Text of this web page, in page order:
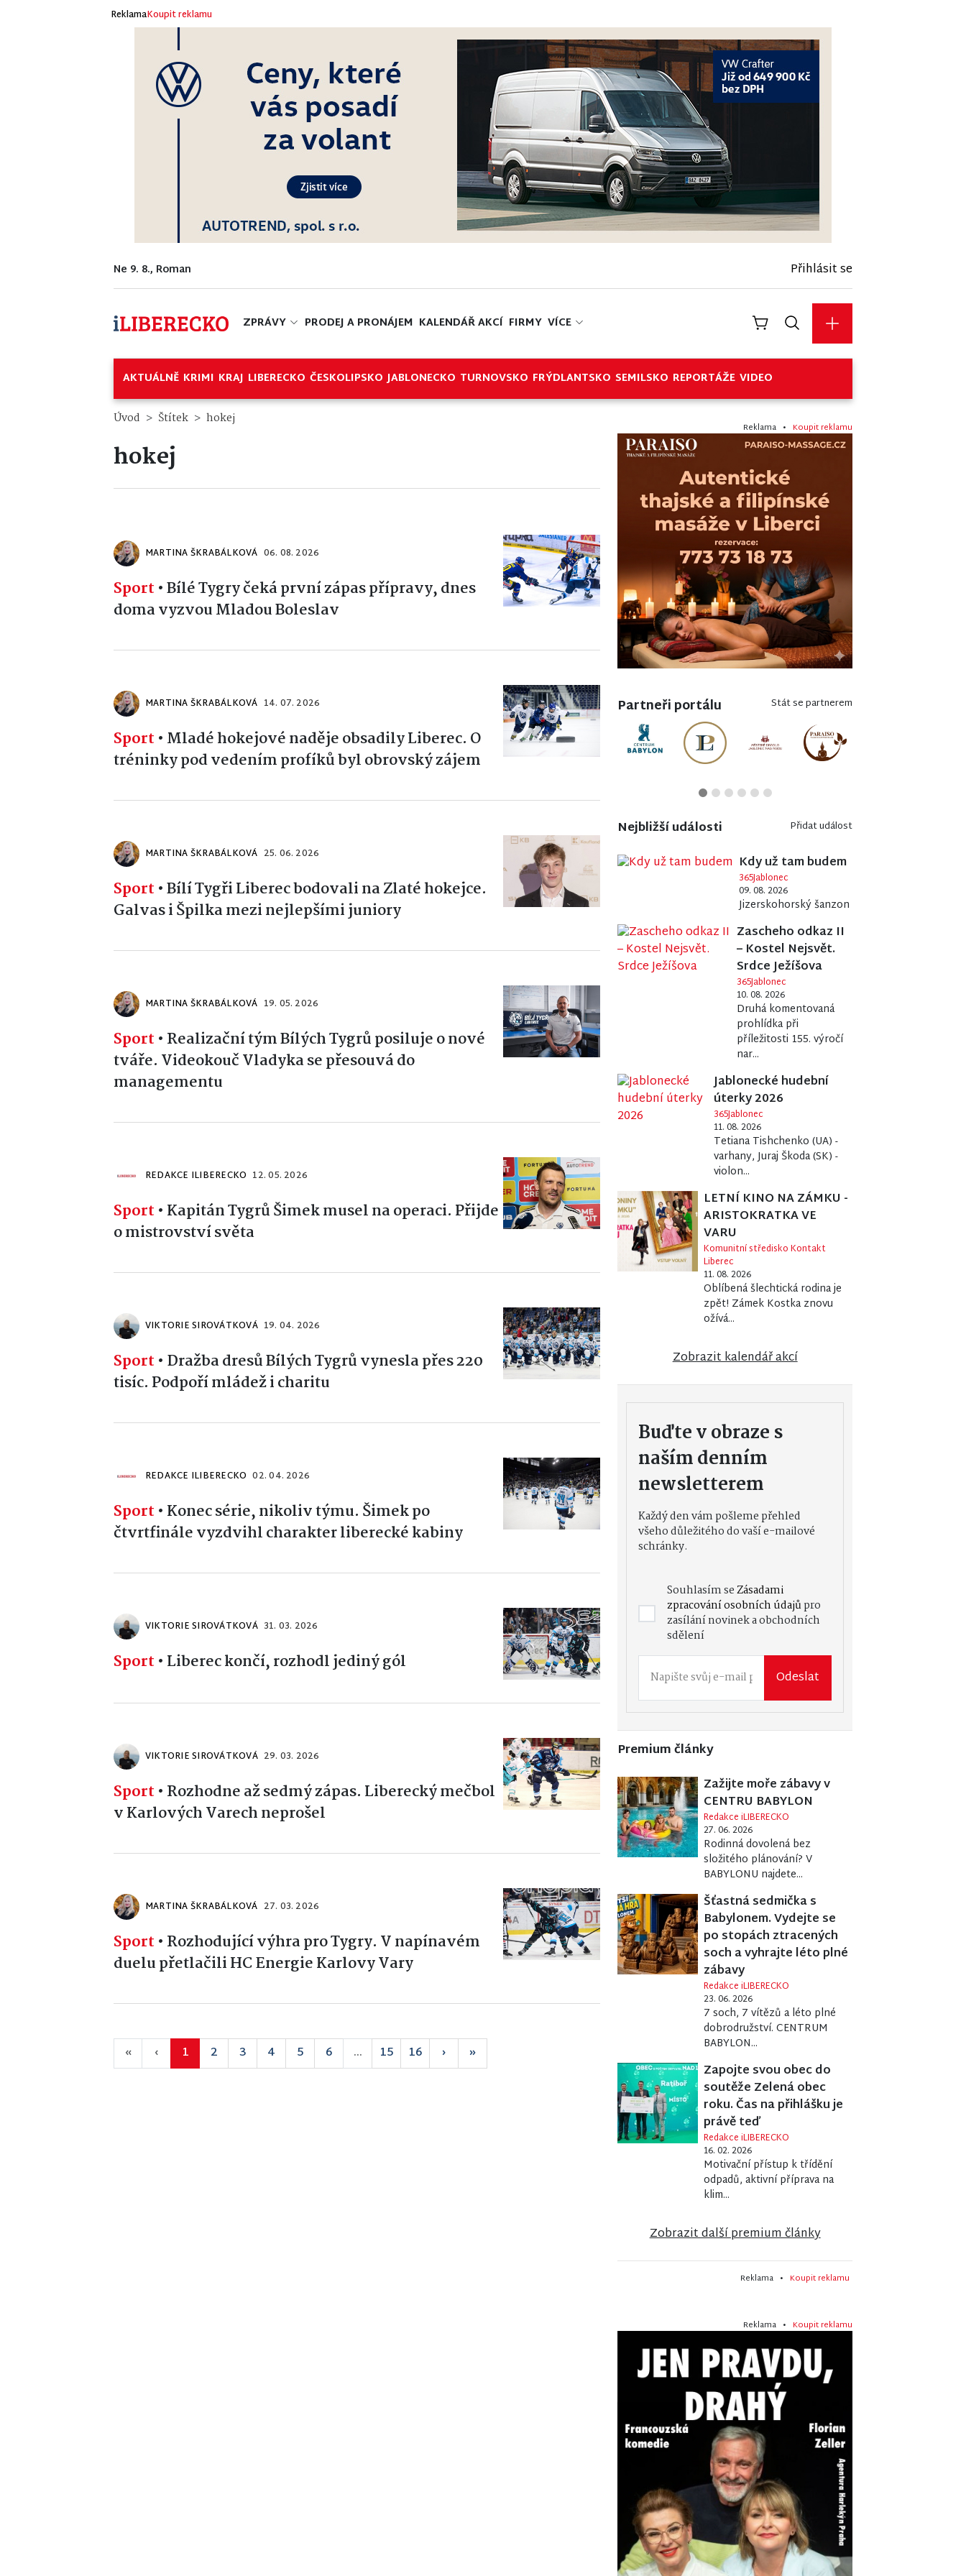
ReklamaKoupit reklamu
Ne 9. 8., Roman Přihlásit se
ZPRÁVY PRODEJ A PRONÁJEM KALENDÁŘ AKCÍ FIRMY VÍCE
AKTUÁLNĚ KRIMI KRAJ LIBERECKO ČESKOLIPSKO JABLONECKO TURNOVSKO FRÝDLANTSKO SEMILSKO REPORTÁŽE VIDEO
Úvod Štítek hokej
hokej
MARTINA ŠKRABÁLKOVÁ 06. 08. 2026
Sport •Bílé Tygry čeká první zápas přípravy, dnes
doma vyzvou Mladou Boleslav
MARTINA ŠKRABÁLKOVÁ 14. 07. 2026
Sport • Mladé hokejové naděje obsadily Liberec. O
tréninky pod vedením profíků byl obrovský zájem
MARTINA ŠKRABÁLKOVÁ 25. 06. 2026
Sport •Bílí Tygři Liberec bodovali na Zlaté hokejce.
Galvas i Špilka mezi nejlepšími juniory
MARTINA ŠKRABÁLKOVÁ 19. 05. 2026
Sport • Realizační tým Bílých Tygrů posiluje o nové
tváře. Videokouč Vladyka se přesouvá do
managementu
REDAKCE ILIBERECKO 12. 05. 2026
Sport • Kapitán Tygrů Šimek musel na operaci. Přijde
o mistrovství světa
VIKTORIE SIROVÁTKOVÁ 19. 04. 2026
Sport • Dražba dresů Bílých Tygrů vynesla přes 220
tisíc. Podpoří mládež i charitu
REDAKCE ILIBERECKO 02. 04. 2026
Sport • Konec série, nikoliv týmu. Šimek po
čtvrtfinále vyzdvihl charakter liberecké kabiny
VIKTORIE SIROVÁTKOVÁ 31. 03. 2026
Sport • Liberec končí, rozhodl jediný gól
VIKTORIE SIROVÁTKOVÁ 29. 03. 2026
Sport • Rozhodne až sedmý zápas. Liberecký mečbol
v Karlových Varech neprošel
MARTINA ŠKRABÁLKOVÁ 27. 03. 2026
Sport • Rozhodující výhra pro Tygry. V napínavém
duelu přetlačili HC Energie Karlovy Vary
« ‹ 1 2 3 4 5 6 ... 15 16 › »
Reklama • Koupit reklamu
Partneři portálu Stát se partnerem
Nejbližší události Přidat událost
Kdy už tam budem
365Jablonec
09. 08. 2026
Jizerskohorský šanzon
Zascheho odkaz II
– Kostel Nejsvět.
Srdce Ježíšova
365Jablonec
10. 08. 2026
Druhá komentovaná
prohlídka při
příležitosti 155. výročí
nar...
Jablonecké hudební
úterky 2026
365Jablonec
11. 08. 2026
Tetiana Tishchenko (UA) -
varhany, Juraj Škoda (SK) -
violon...
LETNÍ KINO NA ZÁMKU -
ARISTOKRATKA VE
VARU
Komunitní středisko Kontakt
Liberec
11. 08. 2026
Oblíbená šlechtická rodina je
zpět! Zámek Kostka znovu
ožívá...
Zobrazit kalendář akcí
Buďte v obraze s
naším denním
newsletterem
Každý den vám pošleme přehled
všeho důležitého do vaší e-mailové
schránky.
Souhlasím seZásadami
zpracování osobních údajůpro
zasílání novinek a obchodních
sdělení
Odeslat
Premium články
Zažijte moře zábavy v
CENTRU BABYLON
Redakce iLIBERECKO
27. 06. 2026
Rodinná dovolená bez
složitého plánování? V
BABYLONU najdete...
Šťastná sedmička s
Babylonem. Vydejte se
po stopách ztracených
soch a vyhrajte léto plné
zábavy
Redakce iLIBERECKO
23. 06. 2026
7 soch, 7 vítězů a léto plné
dobrodružství. CENTRUM
BABYLON...
Zapojte svou obec do
soutěže Zelená obec
roku. Čas na přihlášku je
právě teď
Redakce iLIBERECKO
16. 02. 2026
Motivační přístup k třídění
odpadů, aktivní příprava na
klim...
Zobrazit další premium články
Reklama • Koupit reklamu
Reklama • Koupit reklamu